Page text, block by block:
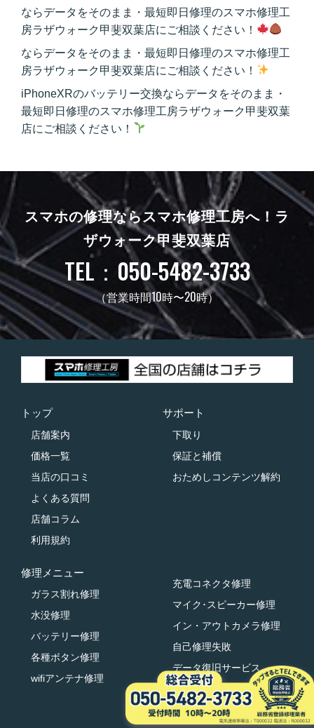
ならデータをそのまま・最短即日修理のスマホ修理工
房ラザウォーク甲斐双葉店にご相談ください！
ならデータをそのまま・最短即日修理のスマホ修理工
房ラザウォーク甲斐双葉店にご相談ください！
iPhoneXRのバッテリー交換ならデータをそのまま・
最短即日修理のスマホ修理工房ラザウォーク甲斐双葉
店にご相談ください！
スマホの修理ならスマホ修理工房へ！ ラ
ザウォーク甲斐双葉店
TEL：050-5482-3733
（営業時間10時〜20時）
トップ
店舗案内
価格一覧
当店の口コミ
よくある質問
店舗コラム
利用規約
サポート
下取り
保証と補償
おためしコンテンツ解約
修理メニュー
ガラス割れ修理
水没修理
バッテリー修理
各種ボタン修理
wifiアンテナ修理
充電コネクタ修理
マイク･スピーカー修理
イン・アウトカメラ修理
自己修理失敗
データ復旧サービス